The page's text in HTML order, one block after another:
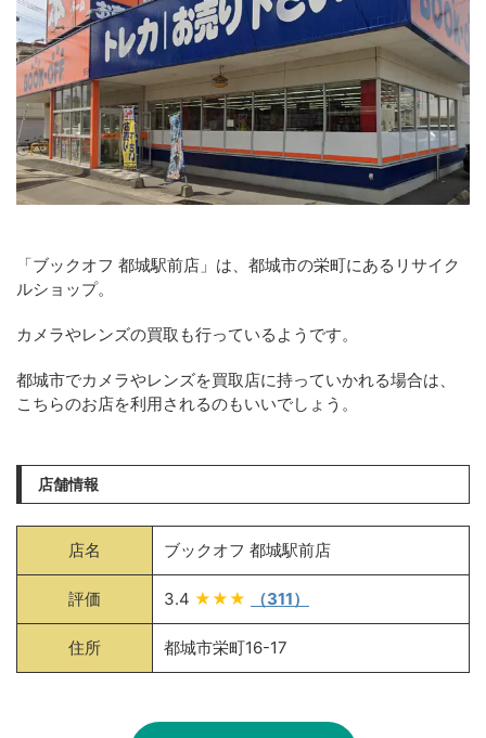
「ブックオフ 都城駅前店」は、都城市の栄町にあるリサイク
ルショップ。
カメラやレンズの買取も行っているようです。
都城市でカメラやレンズを買取店に持っていかれる場合は、
こちらのお店を利用されるのもいいでしょう。
店舗情報
店名 ブックオフ 都城駅前店
評価 3.4 ★★★ （311）
住所 都城市栄町16-17